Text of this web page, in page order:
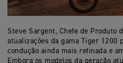
Steve Sargent, Chefe de Produto
atualizações da gama Tiger 1200
condução ainda mais refinada e
Embora os modelos da geração